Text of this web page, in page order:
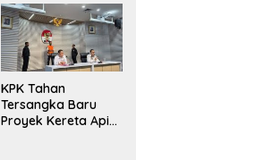
Kaur
KPK Tahan
Tersangka Baru
Proyek Kereta Api